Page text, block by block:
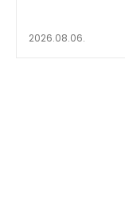
2026.08.06.